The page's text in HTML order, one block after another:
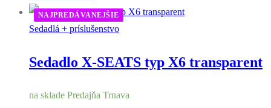
Sedadlá + príslušenstvo
NAJPREDÁVANEJŠIE
Sedadlo X-SEATS typ X6 transparent
na sklade Predajňa Trnava